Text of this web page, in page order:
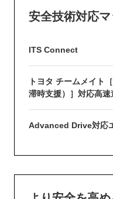
安全技術対応
ITS Connect
トヨタ チームメイト
滞時支援）］対応高
Advanced Drive対応